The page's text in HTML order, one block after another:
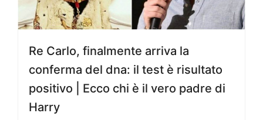
Re Carlo, finalmente arriva la
conferma del dna: il test è risultato
positivo | Ecco chi è il vero padre di
Harry